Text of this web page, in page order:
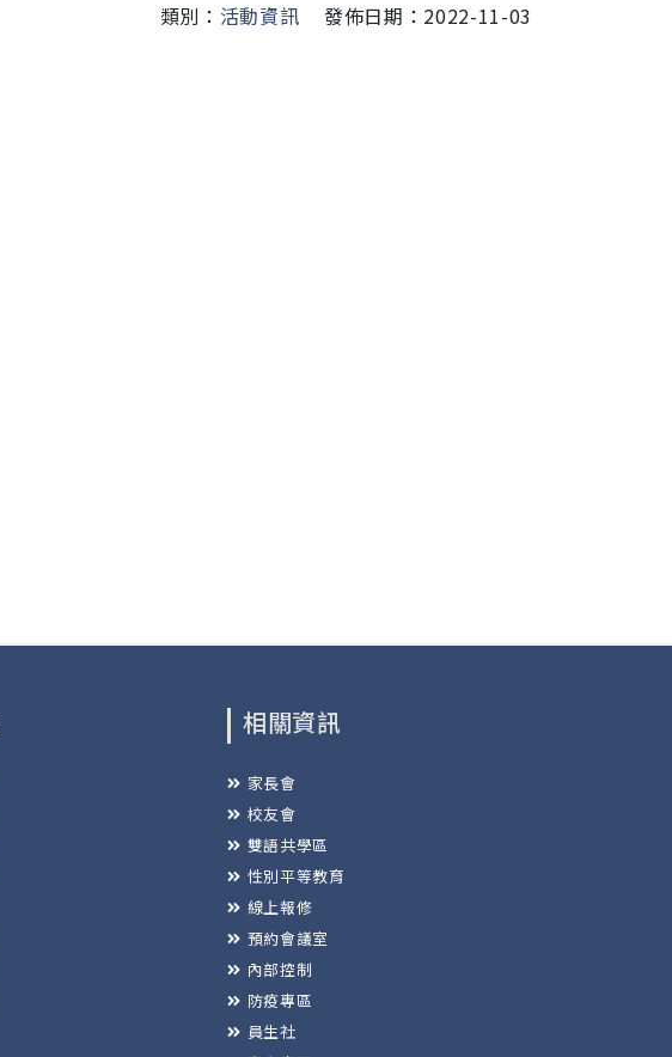
類別： 活動資訊 發佈日期：2022-11-03
相關資訊
家長會
校友會
雙語共學區
性別平等教育
線上報修
預約會議室
內部控制
防疫專區
員生社